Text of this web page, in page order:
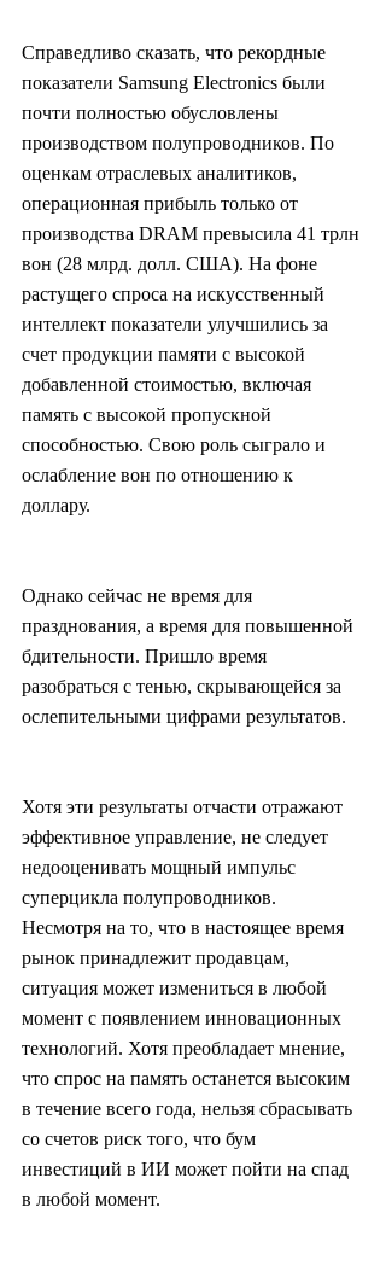
Справедливо сказать, что рекордные
показатели Samsung Electronics были
почти полностью обусловлены
производством полупроводников. По
оценкам отраслевых аналитиков,
операционная прибыль только от
производства DRAM превысила 41 трлн
вон (28 млрд. долл. США). На фоне
растущего спроса на искусственный
интеллект показатели улучшились за
счет продукции памяти с высокой
добавленной стоимостью, включая
память с высокой пропускной
способностью. Свою роль сыграло и
ослабление вон по отношению к
доллару.
Однако сейчас не время для
празднования, а время для повышенной
бдительности. Пришло время
разобраться с тенью, скрывающейся за
ослепительными цифрами результатов.
Хотя эти результаты отчасти отражают
эффективное управление, не следует
недооценивать мощный импульс
суперцикла полупроводников.
Несмотря на то, что в настоящее время
рынок принадлежит продавцам,
ситуация может измениться в любой
момент с появлением инновационных
технологий. Хотя преобладает мнение,
что спрос на память останется высоким
в течение всего года, нельзя сбрасывать
со счетов риск того, что бум
инвестиций в ИИ может пойти на спад
в любой момент.